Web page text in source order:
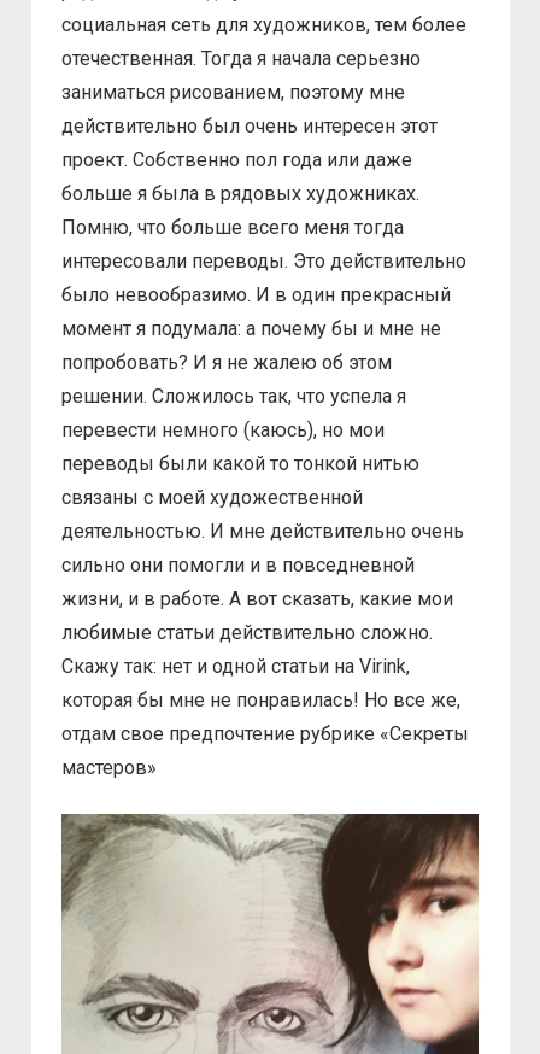
социальная сеть для художников, тем более
отечественная. Тогда я начала серьезно
заниматься рисованием, поэтому мне
действительно был очень интересен этот
проект. Собственно пол года или даже
больше я была в рядовых художниках.
Помню, что больше всего меня тогда
интересовали переводы. Это действительно
было невообразимо. И в один прекрасный
момент я подумала: а почему бы и мне не
попробовать? И я не жалею об этом
решении. Сложилось так, что успела я
перевести немного (каюсь), но мои
переводы были какой то тонкой нитью
связаны с моей художественной
деятельностью. И мне действительно очень
сильно они помогли и в повседневной
жизни, и в работе. А вот сказать, какие мои
любимые статьи действительно сложно.
Скажу так: нет и одной статьи на Virink,
которая бы мне не понравилась! Но все же,
отдам свое предпочтение рубрике «Секреты
мастеров»